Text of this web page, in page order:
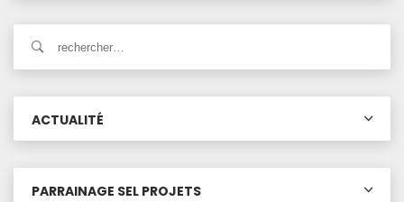
ACTUALITÉ
PARRAINAGE SEL PROJETS